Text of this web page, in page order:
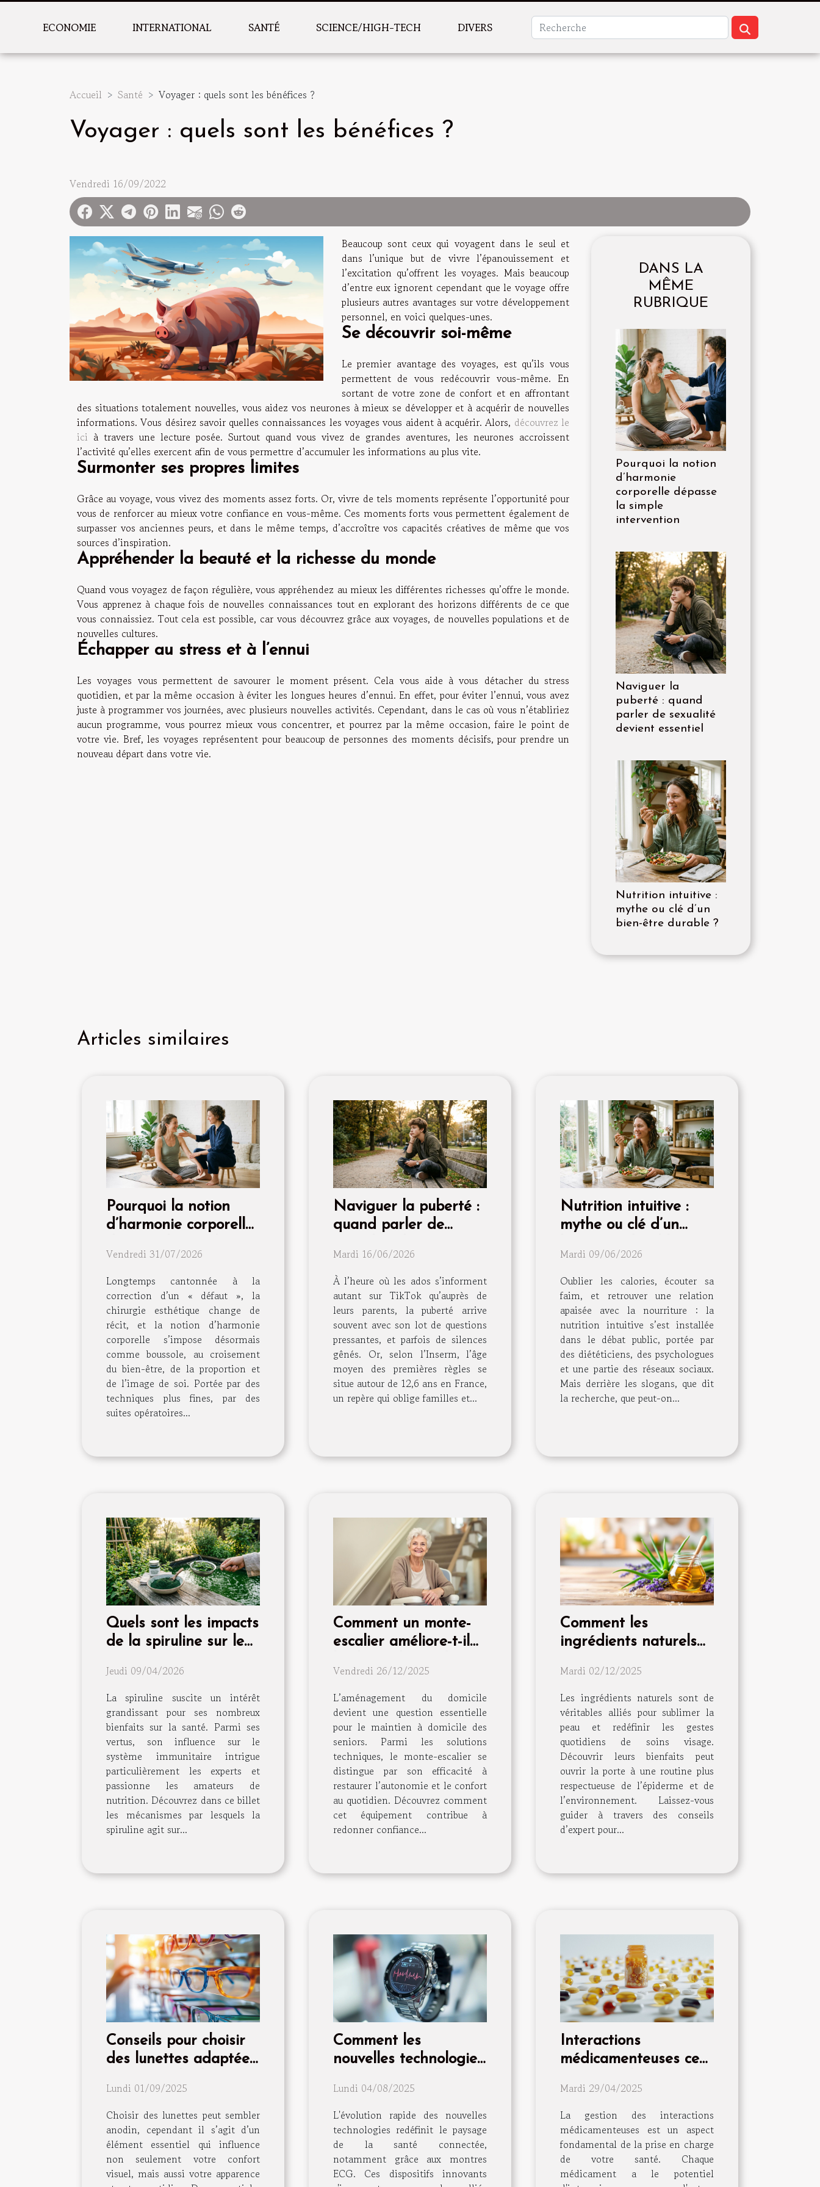
ECONOMIE INTERNATIONAL SANTÉ SCIENCE/HIGH-TECH DIVERS
Accueil Santé Voyager : quels sont les bénéfices ?
Voyager : quels sont les bénéfices ?
Vendredi 16/09/2022
Beaucoup sont ceux qui voyagent dans le seul et
dans l’unique but de vivre l’épanouissement et
l’excitation qu’offrent les voyages. Mais beaucoup
d’entre eux ignorent cependant que le voyage offre
plusieurs autres avantages sur votre développement
personnel, en voici quelques-unes.
Se découvrir soi-même
Le premier avantage des voyages, est qu’ils vous
permettent de vous redécouvrir vous-même. En
sortant de votre zone de confort et en affrontant
des situations totalement nouvelles, vous aidez vos neurones à mieux se développer et à acquérir de nouvelles
informations. Vous désirez savoir quelles connaissances les voyages vous aident à acquérir. Alors, découvrez le
ici à travers une lecture posée. Surtout quand vous vivez de grandes aventures, les neurones accroissent
l’activité qu’elles exercent afin de vous permettre d’accumuler les informations au plus vite.
Surmonter ses propres limites
Grâce au voyage, vous vivez des moments assez forts. Or, vivre de tels moments représente l’opportunité pour
vous de renforcer au mieux votre confiance en vous-même. Ces moments forts vous permettent également de
surpasser vos anciennes peurs, et dans le même temps, d’accroître vos capacités créatives de même que vos
sources d’inspiration.
Appréhender la beauté et la richesse du monde
Quand vous voyagez de façon régulière, vous appréhendez au mieux les différentes richesses qu’offre le monde.
Vous apprenez à chaque fois de nouvelles connaissances tout en explorant des horizons différents de ce que
vous connaissiez. Tout cela est possible, car vous découvrez grâce aux voyages, de nouvelles populations et de
nouvelles cultures.
Échapper au stress et à l’ennui
Les voyages vous permettent de savourer le moment présent. Cela vous aide à vous détacher du stress
quotidien, et par la même occasion à éviter les longues heures d’ennui. En effet, pour éviter l’ennui, vous avez
juste à programmer vos journées, avec plusieurs nouvelles activités. Cependant, dans le cas où vous n’établiriez
aucun programme, vous pourrez mieux vous concentrer, et pourrez par la même occasion, faire le point de
votre vie. Bref, les voyages représentent pour beaucoup de personnes des moments décisifs, pour prendre un
nouveau départ dans votre vie.
DANS LA
MÊME
RUBRIQUE
Pourquoi la notion
d’harmonie
corporelle dépasse
la simple
intervention
Naviguer la
puberté : quand
parler de sexualité
devient essentiel
Nutrition intuitive :
mythe ou clé d’un
bien-être durable ?
Articles similaires
Pourquoi la notion
d’harmonie corporelle
intervention
Vendredi 31/07/2026
Longtemps cantonnée à la
correction d’un « défaut », la
chirurgie esthétique change de
récit, et la notion d’harmonie
corporelle s’impose désormais
comme boussole, au croisement
du bien-être, de la proportion et
de l’image de soi. Portée par des
techniques plus fines, par des
suites opératoires...
Naviguer la puberté :
quand parler de
essentiel
Mardi 16/06/2026
À l’heure où les ados s’informent
autant sur TikTok qu’auprès de
leurs parents, la puberté arrive
souvent avec son lot de questions
pressantes, et parfois de silences
gênés. Or, selon l’Inserm, l’âge
moyen des premières règles se
situe autour de 12,6 ans en France,
un repère qui oblige familles et...
Nutrition intuitive :
mythe ou clé d’un
Mardi 09/06/2026
Oublier les calories, écouter sa
faim, et retrouver une relation
apaisée avec la nourriture : la
nutrition intuitive s’est installée
dans le débat public, portée par
des diététiciens, des psychologues
et une partie des réseaux sociaux.
Mais derrière les slogans, que dit
la recherche, que peut-on...
Quels sont les impacts
de la spiruline sur le
Jeudi 09/04/2026
La spiruline suscite un intérêt
grandissant pour ses nombreux
bienfaits sur la santé. Parmi ses
vertus, son influence sur le
système immunitaire intrigue
particulièrement les experts et
passionne les amateurs de
nutrition. Découvrez dans ce billet
les mécanismes par lesquels la
spiruline agit sur...
Comment un monte-
escalier améliore-t-il
seniors ?
Vendredi 26/12/2025
L’aménagement du domicile
devient une question essentielle
pour le maintien à domicile des
seniors. Parmi les solutions
techniques, le monte-escalier se
distingue par son efficacité à
restaurer l’autonomie et le confort
au quotidien. Découvrez comment
cet équipement contribue à
redonner confiance...
Comment les
ingrédients naturels
votre routine de soins
visage
Mardi 02/12/2025
Les ingrédients naturels sont de
véritables alliés pour sublimer la
peau et redéfinir les gestes
quotidiens de soins visage.
Découvrir leurs bienfaits peut
ouvrir la porte à une routine plus
respectueuse de l’épiderme et de
l’environnement. Laissez-vous
guider à travers des conseils
d’expert pour...
Conseils pour choisir
des lunettes adaptées
Lundi 01/09/2025
Choisir des lunettes peut sembler
anodin, cependant il s’agit d’un
élément essentiel qui influence
non seulement votre confort
visuel, mais aussi votre apparence
Comment les
nouvelles technologies
montres ECG en outils
de santé essentiels ?
Lundi 04/08/2025
L'évolution rapide des nouvelles
technologies redéfinit le paysage
de la santé connectée,
notamment grâce aux montres
ECG. Ces dispositifs innovants
Interactions
médicamenteuses ce
pour votre bien-être
quotidien
Mardi 29/04/2025
La gestion des interactions
médicamenteuses est un aspect
fondamental de la prise en charge
de votre santé. Chaque
médicament a le potentiel